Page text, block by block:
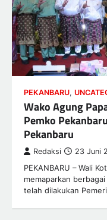
PEKANBARU,
Wako Agung
Pemko
Pekanbaru
Redaksi 23 Juni
PEKANBARU – Wali
memaparkan
telah dilakukan